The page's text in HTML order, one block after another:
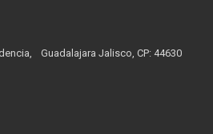
Guadalajara Jalisco, CP: 44630